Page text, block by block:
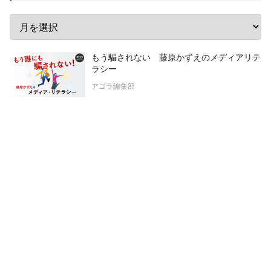
もう騙されない 藤原かずえのメディアリテ
ラシー
アゴラ編集部